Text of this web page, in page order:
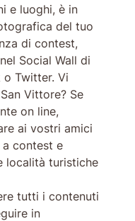
e luoghi, è in
del tuo
di contest,
Social Wall di
o Twitter. Vi
Vittore? Se
on line,
ai vostri amici
contest e
località turistiche
tutti i contenuti
in